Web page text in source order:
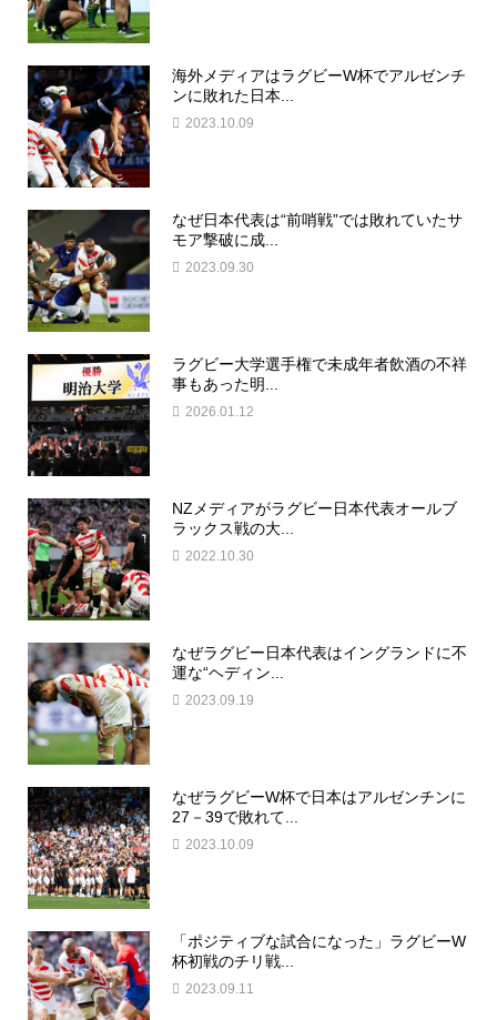
海外メディアはラグビーW杯でアルゼンチ
ンに敗れた日本...
2023.10.09
なぜ日本代表は“前哨戦”では敗れていたサ
モア撃破に成...
2023.09.30
ラグビー大学選手権で未成年者飲酒の不祥
事もあった明...
2026.01.12
NZメディアがラグビー日本代表オールブ
ラックス戦の大...
2022.10.30
なぜラグビー日本代表はイングランドに不
運な“ヘディン...
2023.09.19
なぜラグビーW杯で日本はアルゼンチンに
27－39で敗れて...
2023.10.09
「ポジティブな試合になった」ラグビーW
杯初戦のチリ戦...
2023.09.11